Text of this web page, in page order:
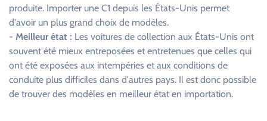
produite. Importer une C1 depuis les États-Unis permet
d'avoir un plus grand choix de modèles.
- Meilleur état : Les voitures de collection aux États-Unis ont
souvent été mieux entreposées et entretenues que celles qui
ont été exposées aux intempéries et aux conditions de
conduite plus difficiles dans d'autres pays. Il est donc possible
de trouver des modèles en meilleur état en importation.